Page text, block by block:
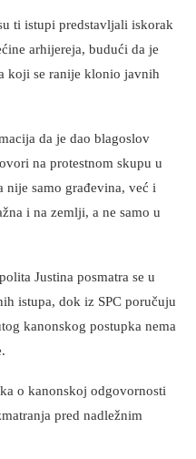
ti istupi predstavljali iskorak
arhijereja, budući da je
koji se ranije klonio javnih
da je dao blagoslov
na protestnom skupu u
nije samo građevina, već i
i na zemlji, a ne samo u
Justina posmatra se u
istupa, dok iz SPC poručuju
kanonskog postupka nema
o kanonskoj odgovornosti
pred nadležnim